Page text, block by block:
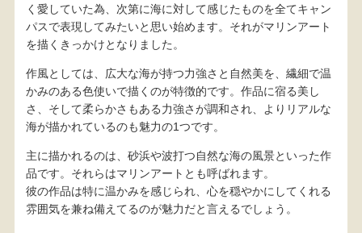
く愛していた為、次第に海に対して感じたものを全てキャン
パスで表現してみたいと思い始めます。それがマリンアート
を描くきっかけとなりました。
作風としては、広大な海が持つ力強さと自然美を、繊細で温
かみのある色使いで描くのが特徴的です。作品に宿る美し
さ、そして柔らかさもある力強さが調和され、よりリアルな
海が描かれているのも魅力の1つです。
主に描かれるのは、砂浜や波打つ自然な海の風景といった作
品です。それらはマリンアートとも呼ばれます。
彼の作品は特に温かみを感じられ、心を穏やかにしてくれる
雰囲気を兼ね備えてるのが魅力だと言えるでしょう。